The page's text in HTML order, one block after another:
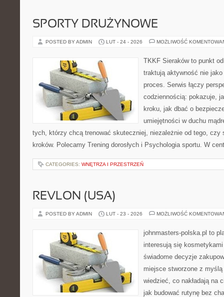
SPORTY DRUŻYNOWE
POSTED BY ADMIN LUT - 24 - 2026 MOŻLIWOŚĆ
TKKF Sieraków to punkt
traktują aktywność nie
proces. Serwis łączy
codziennością: pokazuje,
kroku, jak dbać o
umiejętności w duchu
tych, którzy chcą trenować skuteczniej, niezależnie od tego, czy
kroków. Polecamy Trening dorosłych i Psychologia sportu. W
CATEGORIES: WNĘTRZA I PRZESTRZEŃ
REVLON (USA)
POSTED BY ADMIN LUT - 23 - 2026 MOŻLIWOŚĆ
johnmasters-polska.pl to
interesują się
świadome decyzje
miejsce stworzone z
wiedzieć, co nakładają na
jak budować rutynę bez